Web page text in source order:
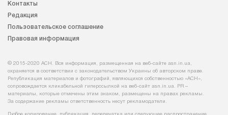
Контакты
Редакция
Пользовательское соглашение
Правовая информация
© 2015-2020 АСН. Вся информация, размещенная на веб-сайте asn.in.ua,
охраняется в соответствии с законодательством Украины об авторском праве.
Републикация материалов и фотографий, являющихся собственностью «АСН»,
сопровождается кликабельной гиперссылкой на веб-сайт asn.іn.ua. PR –
материалы, которые отмечены этим знаком, размещены на правах рекламы.
За содержание рекламы ответственность несут рекламодатели.